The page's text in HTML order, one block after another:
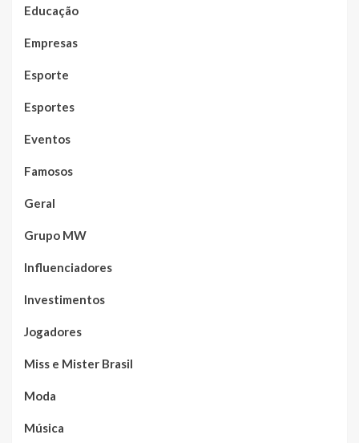
Educação
Empresas
Esporte
Esportes
Eventos
Famosos
Geral
Grupo MW
Influenciadores
Investimentos
Jogadores
Miss e Mister Brasil
Moda
Música